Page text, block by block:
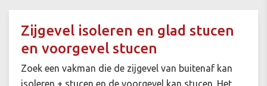
Zijgevel isoleren en glad stucen
en voorgevel stucen
Zoek een vakman die de zijgevel van buitenaf kan
isoleren + stucen en de voorgevel kan stucen. Het